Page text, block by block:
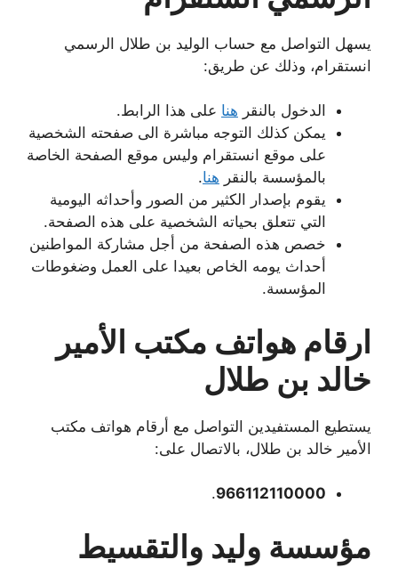
يسهل التواصل مع حساب الوليد بن طلال الرسمي
انستقرام، وذلك عن طريق:
الدخول بالنقر هنا على هذا الرابط.
يمكن كذلك التوجه مباشرة الى صفحته الشخصية
على موقع انستقرام وليس موقع الصفحة الخاصة
بالمؤسسة بالنقر هنا.
يقوم بإصدار الكثير من الصور وأحداثه اليومية
التي تتعلق بحياته الشخصية على هذه الصفحة.
خصص هذه الصفحة من أجل مشاركة المواطنين
أحداث يومه الخاص بعيدا على العمل وضغوطات
المؤسسة.
ارقام هواتف مكتب الأمير
خالد بن طلال
يستطيع المستفيدين التواصل مع أرقام هواتف مكتب
الأمير خالد بن طلال، بالاتصال على:
966112110000
.
مؤسسة وليد والتقسيط